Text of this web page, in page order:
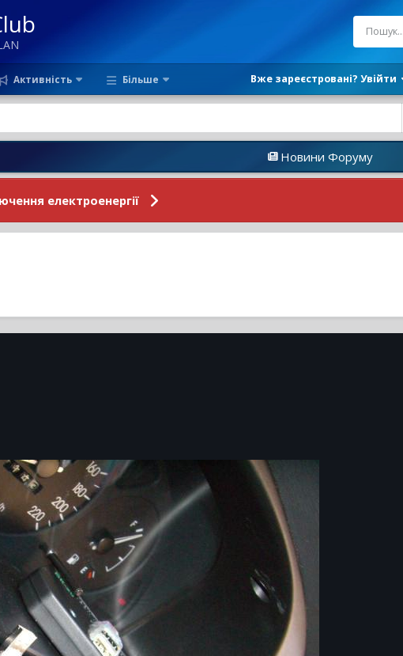
Активність Більше Вже зареєстровані? Увійти
Новини Форуму
електроенергії